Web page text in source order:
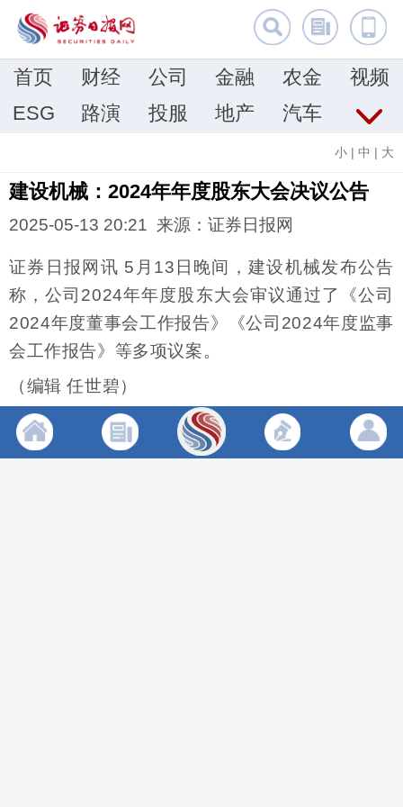
首页 财经 公司 金融 农金
视频
ESG
路演 投服 地产 汽车
小 | 中 | 大
建设机械：2024年年度股东大会决议公告
2025-05-13 20:21 来源：证券日报网
证券日报网讯 5月13日晚间，建设机械发布公告
称，公司2024年年度股东大会审议通过了《公司
2024年度董事会工作报告》《公司2024年度监事
会工作报告》等多项议案。
（编辑 任世碧）